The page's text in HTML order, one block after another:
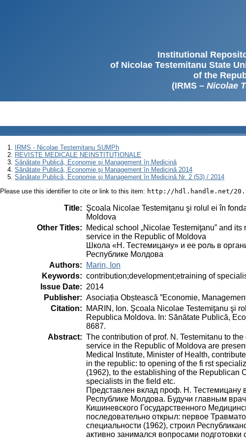
Institutional
of Nicolae Testemitanu State
of the
(IRMS – Nicolae
IRMS - Nicolae Testemitanu SUMPh
REVISTE MEDICALE NEINSTITUȚIONALE
Sănătate Publică, Economie şi Management în Medicină
Sănătate Publică, Economie şi Management în Medicină 2014
Sănătate Publică, Economie şi Management în Medicină Nr. 2 (53) / 2014
Please use this identifier to cite or link to this item: http://hdl.handle.net/
Title: Şcoala Nicolae Testemiţanu şi rolul ei în
Moldova
Other Titles:
Medical school „Nicolae Testemiţanu” and
service in the Republic of Moldova
Школа «Н. Тестемицану» и ее роль в
Республике Молдова
Authors:
Marin, Ion
Keywords: contribution;development;etraining of
Issue Date: 2014
Publisher: Asociația Obștească ”Economie,
Citation:
MARIN, Ion. Şcoala Nicolae Testemiţanu şi
Republica Moldova. In: Sănătate Publică,
8687.
Abstract: The contribution of prof. N. Testemitanu to
service in the Republic of Moldova are
Medical Institute, Minister of Health,
in the republic: to opening of the fi rst
(1962), to the establishing of the Republican
specialists in the field etc.
Представлен вклад проф. Н. Тестемицану
Республике Молдова. Будучи главным
Кишиневского Государственного
последовательно открыл: первое
специальности (1962), строил
активно занимался вопросами